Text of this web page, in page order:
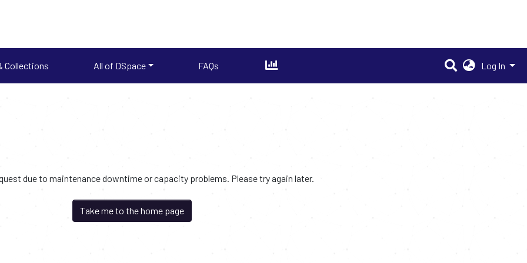
Collections All of DSpace FAQs Log In
due to maintenance downtime or capacity problems. Please try again later.
Take me to the home page